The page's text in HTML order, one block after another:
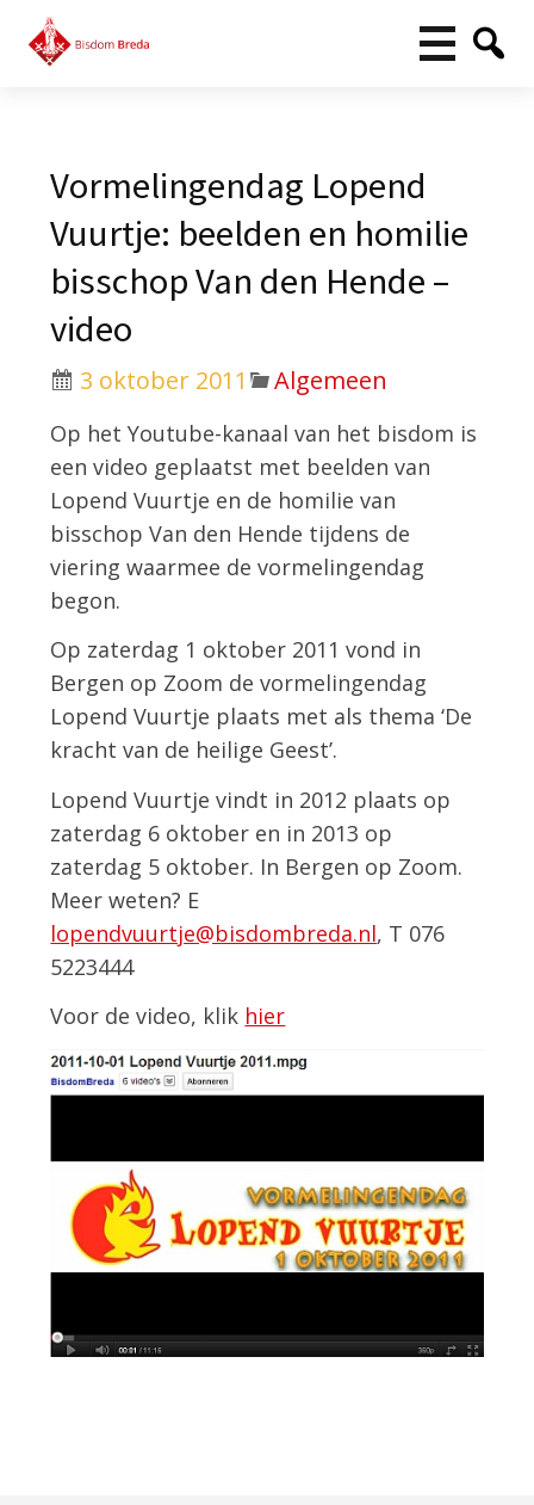
Vormelingendag Lopend
Vuurtje: beelden en homilie
bisschop Van den Hende –
video
3 oktober 2011 Algemeen
Op het Youtube-kanaal van het bisdom is
een video geplaatst met beelden van
Lopend Vuurtje en de homilie van
bisschop Van den Hende tijdens de
viering waarmee de vormelingendag
begon.
Op zaterdag 1 oktober 2011 vond in
Bergen op Zoom de vormelingendag
Lopend Vuurtje plaats met als thema ‘De
kracht van de heilige Geest’.
Lopend Vuurtje vindt in 2012 plaats op
zaterdag 6 oktober en in 2013 op
zaterdag 5 oktober. In Bergen op Zoom.
Meer weten? E
lopendvuurtje@bisdombreda.nl, T 076
5223444
Voor de video, klik hier